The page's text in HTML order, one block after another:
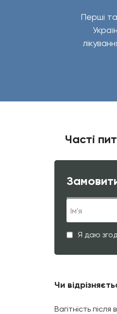
Перші
Часті
Я даю
Чи
Вагітність